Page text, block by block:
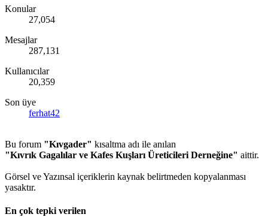
Konular
27,054
Mesajlar
287,131
Kullanıcılar
20,359
Son üye
ferhat42
Bu forum "Kıvgader" kısaltma adı ile anılan
"Kıvrık Gagalılar ve Kafes Kuşları Üreticileri Derneğine" aittir.
Görsel ve Yazınsal içeriklerin kaynak belirtmeden kopyalanması
yasaktır.
En çok tepki verilen